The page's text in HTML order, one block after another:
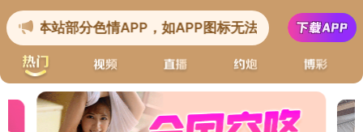
关于环宇